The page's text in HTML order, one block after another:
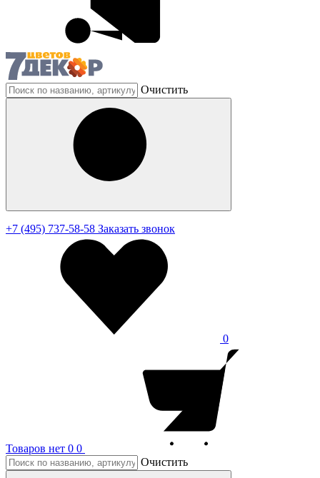
Очистить
+7 (495) 737-58-58 Заказать звонок
0
Товаров нет 0 0
Очистить